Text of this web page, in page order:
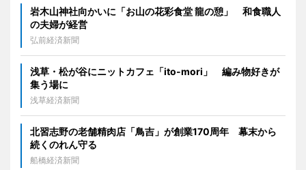
岩木山神社向かいに「お山の花彩食堂 龍の憩」 和食職人
の夫婦が経営
弘前経済新聞
浅草・松が谷にニットカフェ「ito-mori」 編み物好きが
集う場に
浅草経済新聞
北習志野の老舗精肉店「鳥吉」が創業170周年 幕末から
続くのれん守る
船橋経済新聞